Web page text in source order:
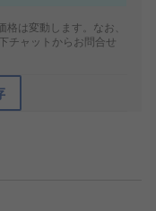
は変動します。なお、
チャットからお問合せ